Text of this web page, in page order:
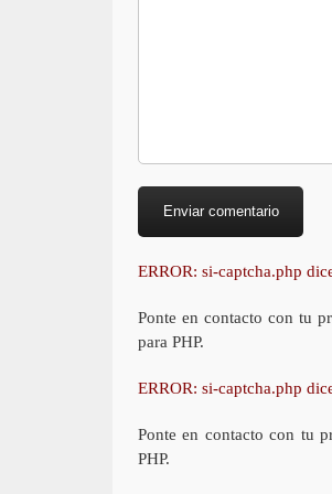
ERROR: si-captcha.php
Ponte en contacto con tu
para PHP.
ERROR: si-captcha.php
Ponte en contacto con tu
PHP.